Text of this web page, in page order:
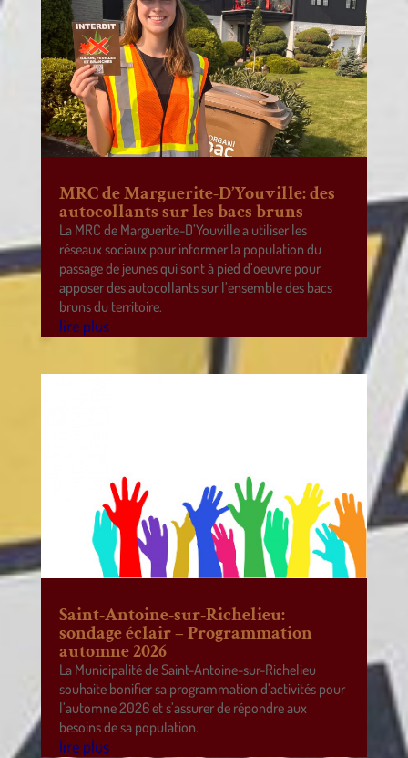
MRC de Marguerite-D’Youville: des
autocollants sur les bacs bruns
La MRC de Marguerite-D’Youville a utiliser les
réseaux sociaux pour informer la population du
passage de jeunes qui sont à pied d’oeuvre pour
apposer des autocollants sur l’ensemble des bacs
bruns du territoire.
lire plus
Saint-Antoine-sur-Richelieu:
sondage éclair – Programmation
automne 2026
La Municipalité de Saint-Antoine-sur-Richelieu
souhaite bonifier sa programmation d’activités pour
l’automne 2026 et s’assurer de répondre aux
besoins de sa population.
lire plus